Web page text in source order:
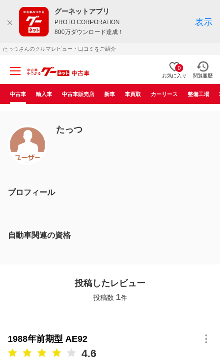
グーネットアプリ
PROTO CORPORATION
800万ダウンロード達成！
表示
たっつさんのクルマレビュー・口コミをご紹介
0
お気に入り 閲覧履歴
中古車 輸入車 中古車販売店 新車 車買取 カーリース 整備工場
たっつ
プロフィール
自動車関連の資格
投稿したレビュー
投稿数 1件
1988年前期型 AE92
4.6